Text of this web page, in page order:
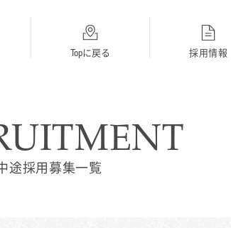
Topに戻る
BMW
採用Topに戻る
MINI
採用Topに戻る
採用情報
途採用募集一覧